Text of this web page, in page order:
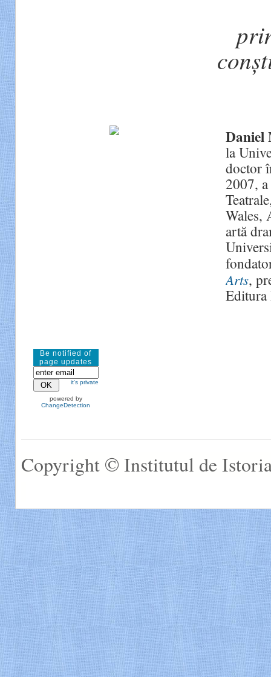
Daniel
la
doctor
2007,
Wales,
artă
Arts,
Be notified of
page updates
it's private
powered by
ChangeDetection
Copyright © Institutul de